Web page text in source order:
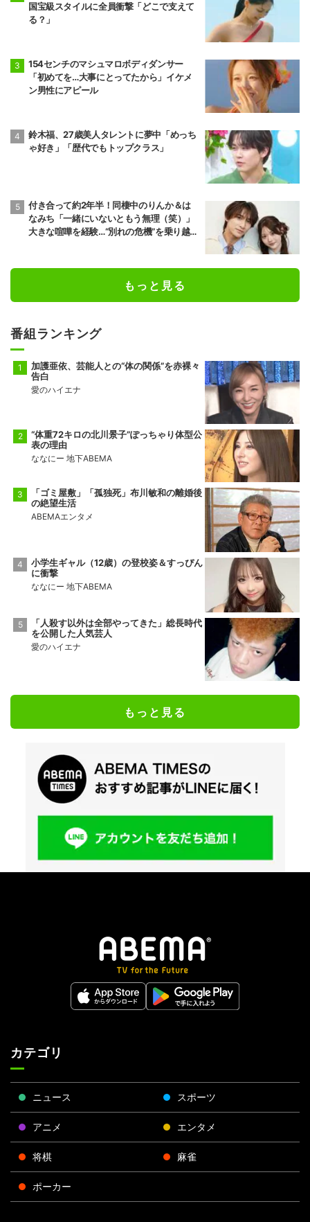
国宝級スタイルに全員衝撃「どこで支えて
る？」
154センチのマシュマロボディダンサー
「初めてを…大事にとってたから」イケメ
ン男性にアピール
鈴木福、27歳美人タレントに夢中「めっち
ゃ好き」「歴代でもトップクラス」
付き合って約2年半！同棲中のりんか＆は
なみち「一緒にいないともう無理（笑）」
大きな喧嘩を経験…“別れの危機”を乗り越え
もっと見る
番組ランキング
加護亜依、芸能人との“体の関係”を赤裸々
告白
愛のハイエナ
“体重72キロの北川景子”ぽっちゃり体型公
表の理由
ななにー 地下ABEMA
「ゴミ屋敷」「孤独死」布川敏和の離婚後
の絶望生活
ABEMAエンタメ
小学生ギャル（12歳）の登校姿＆すっぴん
に衝撃
ななにー 地下ABEMA
「人殺す以外は全部やってきた」総長時代
を公開した人気芸人
愛のハイエナ
もっと見る
カテゴリ
ニュース スポーツ
アニメ エンタメ
将棋 麻雀
ポーカー